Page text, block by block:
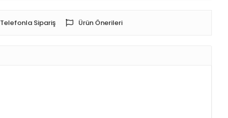
Telefonla Sipariş Ürün Önerileri